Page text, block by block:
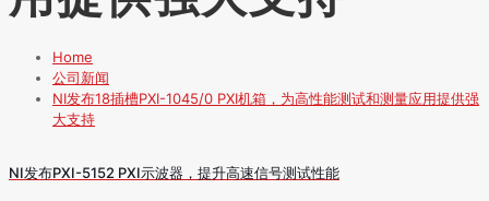
Home
公司新闻
NI发布18插槽PXI-1045/0 PXI机箱，为高性能测试和测量应用提供强
大支持
NI发布PXI-5152 PXI示波器，提升高速信号测试性能